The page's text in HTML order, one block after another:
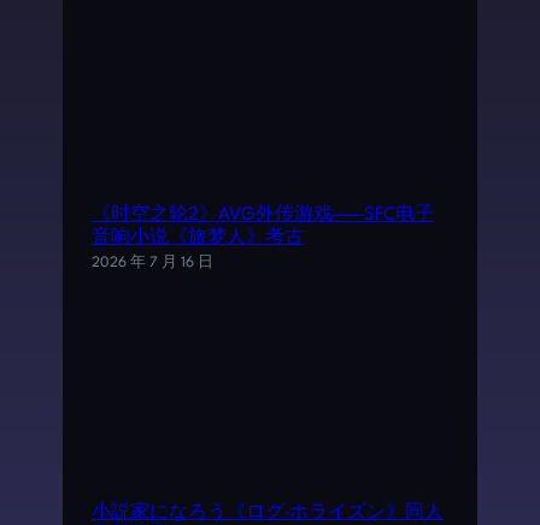
《时空之轮2》AVG外传游戏——SFC电子
音响小说《旅梦人》考古
2026 年 7 月 16 日
小説家になろう《ログ·ホライズン》同人